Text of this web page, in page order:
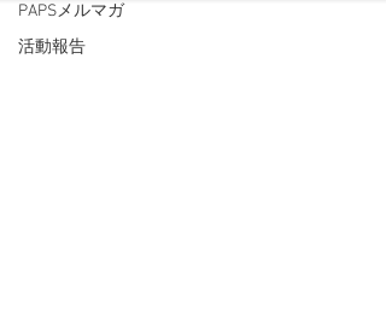
PAPSメルマガ
活動報告